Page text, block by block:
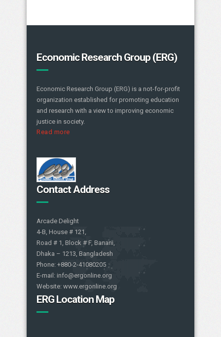
Economic Research Group (ERG)
Economic Research Group (ERG) is a not-for-profit
organization established for promoting education
and research with a view to improving economic
justice in society.
Read more
Contact Address
Arcade Delight
4-B, House # 121,
Road # 1, Block # F, Banani,
Dhaka – 1213, Bangladesh
Phone: +880-2-41080205
E-mail: info@ergonline.org
Website: www.ergonline.org
ERG Location Map